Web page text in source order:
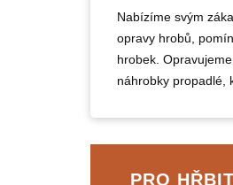
Nabízíme svým
opravy hrobů,
hrobek.
náhrobky propadlé,
PRO